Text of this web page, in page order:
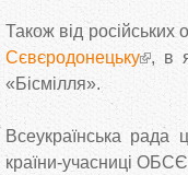
Також від російських
Сєвєродонецьку
, в
«Бісмілля».
Всеукраїнська рада
країни-учасниці